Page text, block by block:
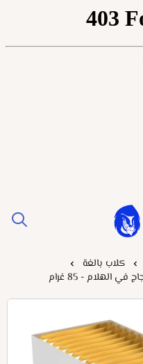
كلاب بالغة
- 85 غرام